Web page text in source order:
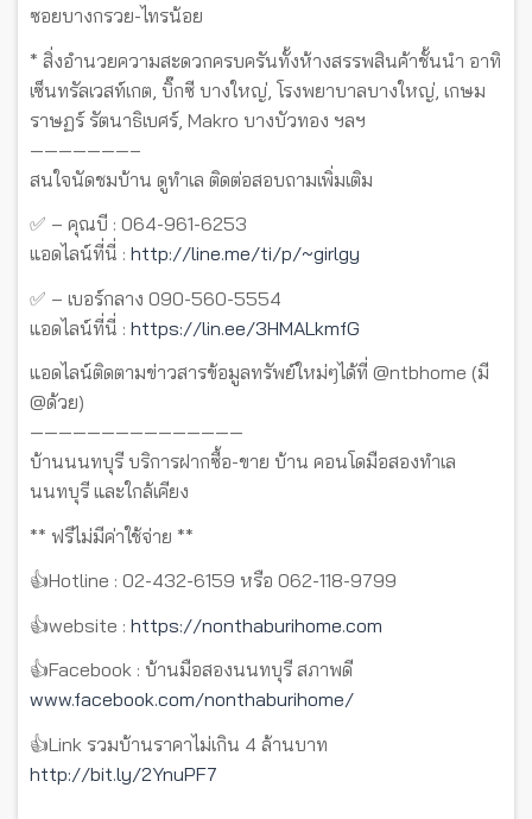
ซอยบางกรวย-ไทรน้อย
* สิ่งอำนวยความสะดวกครบครันทั้งห้างสรรพสินค้าชั้นนำ อาทิ
เซ็นทรัลเวสท์เกต, บิ๊กซี บางใหญ่, โรงพยาบาลบางใหญ่, เกษม
ราษฏร์ รัตนาธิเบศร์, Makro บางบัวทอง ฯลฯ
———————–
สนใจนัดชมบ้าน ดูทำเล ติดต่อสอบถามเพิ่มเติม
✅ – คุณบี : 064-961-6253
แอดไลน์ที่นี่ : http://line.me/ti/p/~girlgy
✅ – เบอร์กลาง 090-560-5554
แอดไลน์ที่นี่ : https://lin.ee/3HMALkmfG
แอดไลน์ติดตามข่าวสารข้อมูลทรัพย์ใหม่ๆได้ที่ @ntbhome (มี
@ด้วย)
———————————————
บ้านนนทบุรี บริการฝากซื้อ-ขาย บ้าน คอนโดมือสองทำเล
นนทบุรี และใกล้เคียง
** ฟรีไม่มีค่าใช้จ่าย **
👍Hotline : 02-432-6159 หรือ 062-118-9799
👍website : https://nonthaburihome.com
👍Facebook : บ้านมือสองนนทบุรี สภาพดี
www.facebook.com/nonthaburihome/
👍Link รวมบ้านราคาไม่เกิน 4 ล้านบาท
http://bit.ly/2YnuPF7